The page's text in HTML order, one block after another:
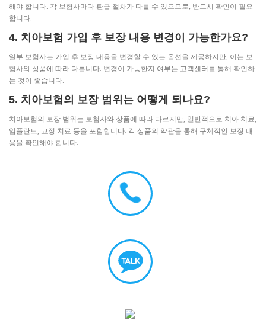
해야 합니다. 각 보험사마다 환급 절차가 다를 수 있으므로, 반드시 확인이 필요
합니다.
4. 치아보험 가입 후 보장 내용 변경이 가능한가요?
일부 보험사는 가입 후 보장 내용을 변경할 수 있는 옵션을 제공하지만, 이는 보
험사와 상품에 따라 다릅니다. 변경이 가능한지 여부는 고객센터를 통해 확인하
는 것이 좋습니다.
5. 치아보험의 보장 범위는 어떻게 되나요?
치아보험의 보장 범위는 보험사와 상품에 따라 다르지만, 일반적으로 치아 치료,
임플란트, 교정 치료 등을 포함합니다. 각 상품의 약관을 통해 구체적인 보장 내
용을 확인해야 합니다.